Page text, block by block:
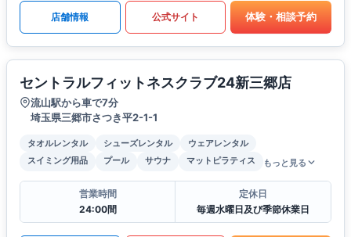
店舗情報 公式サイト 体験・相談予約
セントラルフィットネスクラブ24新三郷店
流山駅から車で7分
埼玉県三郷市さつき平2-1-1
タオルレンタル シューズレンタル
ウェアレンタル
スイミング用品
プール サウナ マットピラティス もっと見る
営業時間
24:00間
定休日
毎週水曜日及び季節休業日